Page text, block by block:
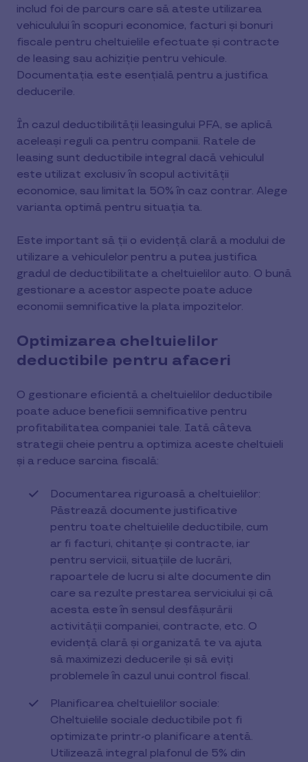
includ foi de parcurs care să ateste utilizarea
vehiculului în scopuri economice, facturi și bonuri
fiscale pentru cheltuielile efectuate și contracte
de leasing sau achiziție pentru vehicule.
Documentația este esențială pentru a justifica
deducerile.
În cazul deductibilității leasingului PFA, se aplică
aceleași reguli ca pentru companii. Ratele de
leasing sunt deductibile integral dacă vehiculul
este utilizat exclusiv în scopul activității
economice, sau limitat la 50% în caz contrar. Alege
varianta optimă pentru situația ta.
Este important să ții o evidență clară a modului de
utilizare a vehiculelor pentru a putea justifica
gradul de deductibilitate a cheltuielilor auto. O bună
gestionare a acestor aspecte poate aduce
economii semnificative la plata impozitelor.
Optimizarea cheltuielilor
deductibile pentru afaceri
O gestionare eficientă a cheltuielilor deductibile
poate aduce beneficii semnificative pentru
profitabilitatea companiei tale. Iată câteva
strategii cheie pentru a optimiza aceste cheltuieli
și a reduce sarcina fiscală:
Documentarea riguroasă a cheltuielilor:
Păstrează documente justificative
pentru toate cheltuielile deductibile, cum
ar fi facturi, chitanțe și contracte, iar
pentru servicii, situațiile de lucrări,
rapoartele de lucru si alte documente din
care sa rezulte prestarea serviciului și că
acesta este în sensul desfășurării
activității companiei, contracte, etc. O
evidență clară și organizată te va ajuta
să maximizezi deducerile și să eviți
problemele în cazul unui control fiscal.
Planificarea cheltuielilor sociale:
Cheltuielile sociale deductibile pot fi
optimizate printr-o planificare atentă.
Utilizează integral plafonul de 5% din